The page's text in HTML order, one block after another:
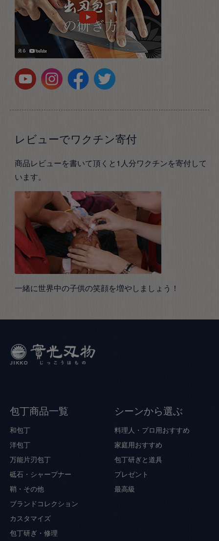
レビューでワクチン寄付
商品レビューを書いて頂くと1人分ワクチンを寄付して
います。
一緒に世界中の子供の笑顔を増やしましょう！
包丁商品一覧
和包丁
洋包丁
万能片刃包丁
砥石・シャープナー
鞘・その他
ブランドコレクション
カスタマイズ
包丁研ぎ・修理
シーンから選ぶ
料理人・プロ用おすすめ
家庭用おすすめ
包丁研ぎと道具
プレゼント
最高級